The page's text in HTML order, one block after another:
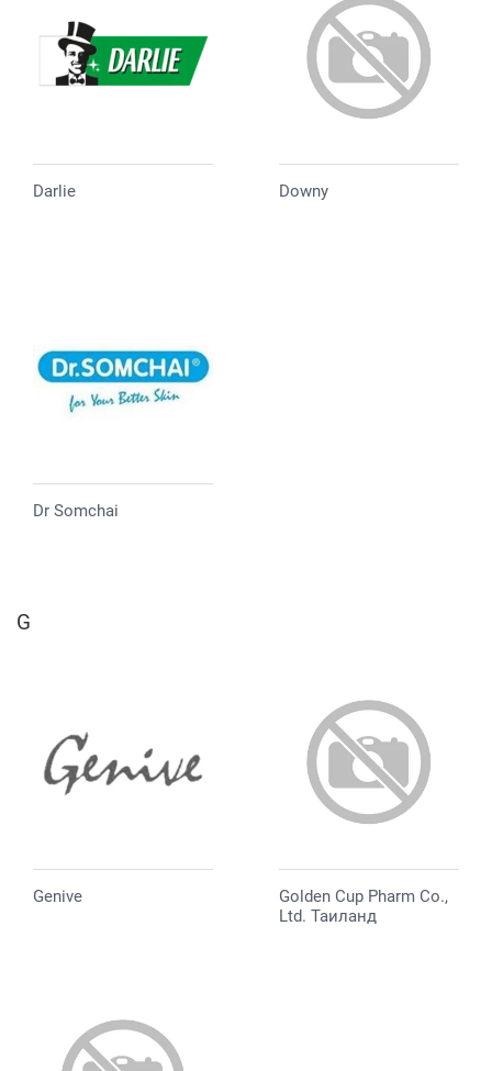
Darlie Downy
Dr Somchai
G
Genive
Golden Cup Pharm Co.,
Ltd. Таиланд